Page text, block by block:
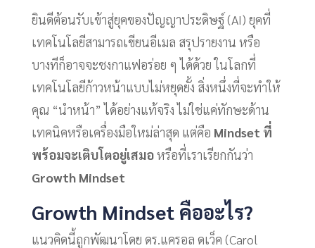
ยินดีต้อนรับเข้าสู่ยุคของปัญญาประดิษฐ์ (AI) ยุคที่
เทคโนโลยีสามารถเขียนอีเมล สรุปรายงาน หรือ
บางทีก็อาจจะชงกาแฟอร่อย ๆ ได้ด้วย ในโลกที่
เทคโนโลยีก้าวหน้าแบบไม่หยุดยั้ง สิ่งหนึ่งที่จะทำให้
คุณ “นำหน้า” ได้อย่างแท้จริง ไม่ใช่แค่ทักษะด้าน
เทคนิคหรือเครื่องมือใหม่ล่าสุด แต่คือ Mindset ที่
พร้อมจะเติบโตอยู่เสมอหรือที่เราเรียกกันว่า
Growth Mindset
Growth Mindset คืออะไร?
แนวคิดนี้ถูกพัฒนาโดย ดร.แครอล ดเว็ค (Carol